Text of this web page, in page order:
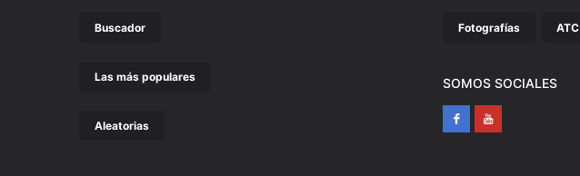
Buscador
Las más populares
Aleatorias
Fotografías ATC
SOMOS SOCIALES